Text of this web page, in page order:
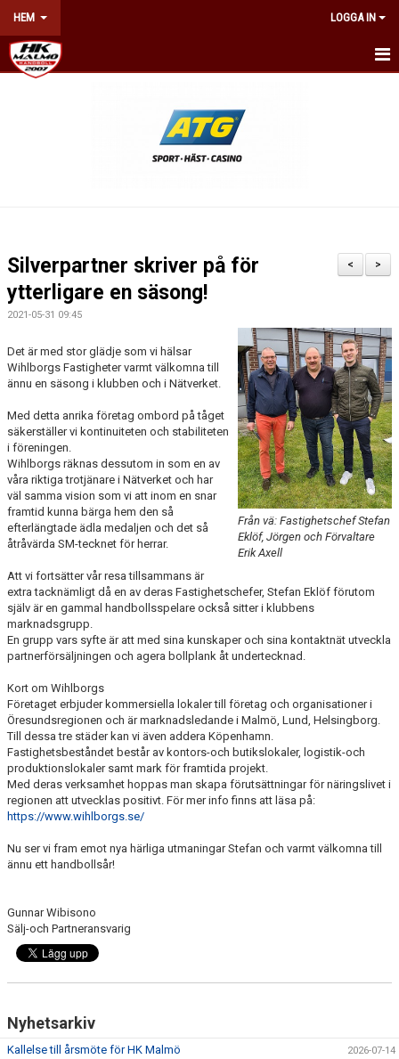
HEM LOGGA IN
KALENDER
WEBSHOP
VILL DU BLI PARTNER I HK MALMÖ
>
<
Silverpartner skriver på för
ytterligare en säsong!
2021-05-31 09:45
Från vä: Fastighetschef Stefan
Eklöf, Jörgen och Förvaltare
Erik Axell
Det är med stor glädje som vi hälsar
Wihlborgs Fastigheter varmt välkomna till
ännu en säsong i klubben och i Nätverket.
Med detta anrika företag ombord på tåget
säkerställer vi kontinuiteten och stabiliteten
i föreningen.
Wihlborgs räknas dessutom in som en av
våra riktiga trotjänare i Nätverket och har
väl samma vision som vi att inom en snar
framtid kunna bärga hem den så
efterlängtade ädla medaljen och det så
åtråvärda SM-tecknet för herrar.
Att vi fortsätter vår resa tillsammans är
extra tacknämligt då en av deras Fastighetschefer, Stefan Eklöf förutom
själv är en gammal handbollsspelare också sitter i klubbens
marknadsgrupp.
En grupp vars syfte är att med sina kunskaper och sina kontaktnät utveckla
partnerförsäljningen och agera bollplank åt undertecknad.
Kort om Wihlborgs
Företaget erbjuder kommersiella lokaler till företag och organisationer i
Öresundsregionen och är marknadsledande i Malmö, Lund, Helsingborg.
Till dessa tre städer kan vi även addera Köpenhamn.
Fastighetsbeståndet består av kontors-och butikslokaler, logistik-och
produktionslokaler samt mark för framtida projekt.
Med deras verksamhet hoppas man skapa förutsättningar för näringslivet i
regionen att utvecklas positivt. För mer info finns att läsa på:
https://www.wihlborgs.se/
Nu ser vi fram emot nya härliga utmaningar Stefan och varmt välkomna till
ännu ett handbollsår!
Gunnar Wibisono
Sälj-och Partneransvarig
Nyhetsarkiv
Kallelse till årsmöte för HK Malmö 2026-07-14